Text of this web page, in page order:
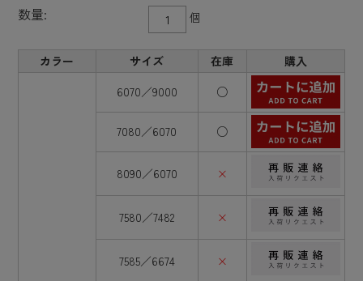
数量: 個
カラー サイズ 在庫 購入
6070／9000 ○
7080／6070 ○
8090／6070 ×
7580／7482 ×
7585／6674 ×